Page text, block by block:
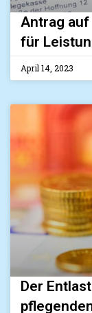
Antrag
für
April 14, 2023
Der